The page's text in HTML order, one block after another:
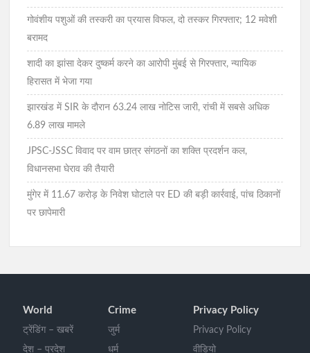
गोवंशीय पशुओं की तस्करी का प्रयास विफल, दो तस्कर गिरफ्तार; 12 मवेशी
बरामद
शादी का झांसा देकर दुष्कर्म करने का आरोपी मुंबई से गिरफ्तार, न्यायिक
हिरासत में भेजा गया
झारखंड में SIR के दौरान 63.24 लाख नोटिस जारी, रांची में सबसे अधिक
6.89 लाख मामले
JPSC-JSSC विवाद पर वाम छात्र संगठनों का शक्ति प्रदर्शन कल,
विधानसभा घेराव की तैयारी
मुंगेर में 11.67 करोड़ के निवेश घोटाले पर ED की बड़ी कार्रवाई, पांच ठिकानों
पर छापेमारी
World
ट्रेंडिंग – खबरें
देश – प्रदेश
Crime
जुर्म
धर्म
Privacy Policy
Privacy Policy
वीडियो